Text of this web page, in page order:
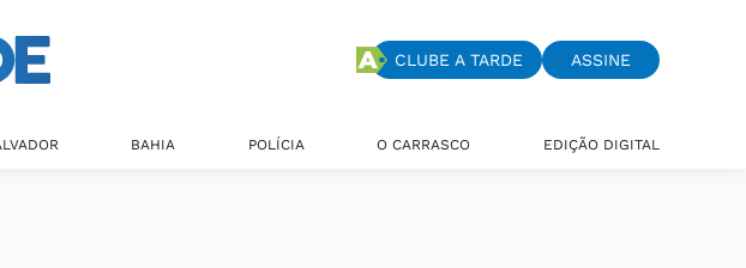
CLUBE A TARDE ASSINE
BAHIA POLÍCIA O CARRASCO EDIÇÃO DIGITAL